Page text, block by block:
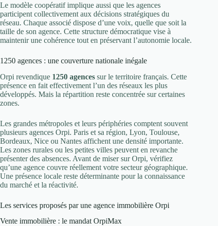
Le modèle coopératif implique aussi que les agences
participent collectivement aux décisions stratégiques du
réseau. Chaque associé dispose d’une voix, quelle que soit la
taille de son agence. Cette structure démocratique vise à
maintenir une cohérence tout en préservant l’autonomie locale.
1250 agences : une couverture nationale inégale
Orpi revendique 1250 agences sur le territoire français. Cette
présence en fait effectivement l’un des réseaux les plus
développés. Mais la répartition reste concentrée sur certaines
zones.
Les grandes métropoles et leurs périphéries comptent souvent
plusieurs agences Orpi. Paris et sa région, Lyon, Toulouse,
Bordeaux, Nice ou Nantes affichent une densité importante.
Les zones rurales ou les petites villes peuvent en revanche
présenter des absences. Avant de miser sur Orpi, vérifiez
qu’une agence couvre réellement votre secteur géographique.
Une présence locale reste déterminante pour la connaissance
du marché et la réactivité.
Les services proposés par une agence immobilière Orpi
Vente immobilière : le mandat OrpiMax